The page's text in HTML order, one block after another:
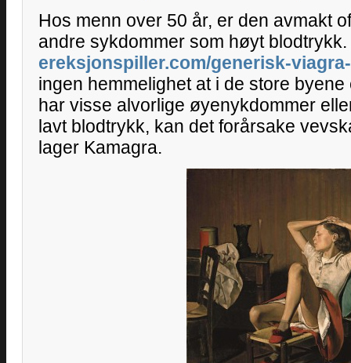
Hos menn over 50 år, er den avmakt
andre sykdommer som høyt blodtrykk.
ereksjonspiller.com/generisk-
ingen hemmelighet at i de store
har visse alvorlige øyenykdommer
lavt blodtrykk, kan det forårsake
lager Kamagra.